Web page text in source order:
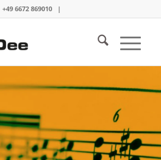
+49 6672 869010 |